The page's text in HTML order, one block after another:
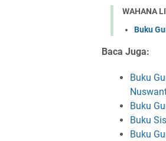
WAHANA
Buku
Baca Juga:
Buku
Buku
Buku
Buku